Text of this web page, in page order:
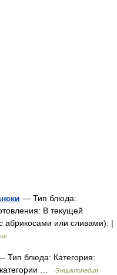
— Тип блюда:
В текущей
абрикосами или сливами): |
Тип блюда: Категория:
…
Энциклопедия